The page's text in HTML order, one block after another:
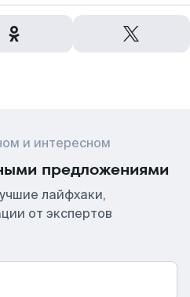
и интересном
предложениями
лайфхаки,
от экспертов